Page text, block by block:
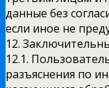
данные без
если иное не
12.
12.1.
разъяснения по